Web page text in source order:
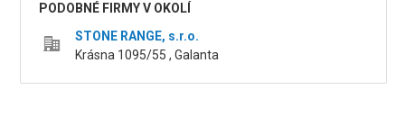
PODOBNÉ FIRMY V OKOLÍ
STONE RANGE, s.r.o.
Krásna 1095/55 , Galanta